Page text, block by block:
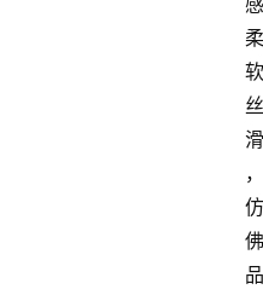
柔
软
丝
滑
，
仿
佛
品